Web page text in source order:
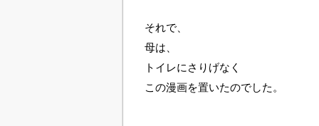
それで、
母は、
トイレにさりげなく
この漫画を置いたのでした。